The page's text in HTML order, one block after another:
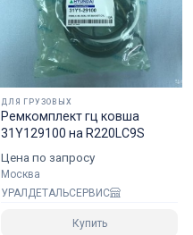
ДЛЯ ГРУЗОВЫХ
Ремкомплект гц ковша
31Y129100 на R220LC9S
Цена по запросу
Москва
УРАЛДЕТАЛЬСЕРВИС
Купить